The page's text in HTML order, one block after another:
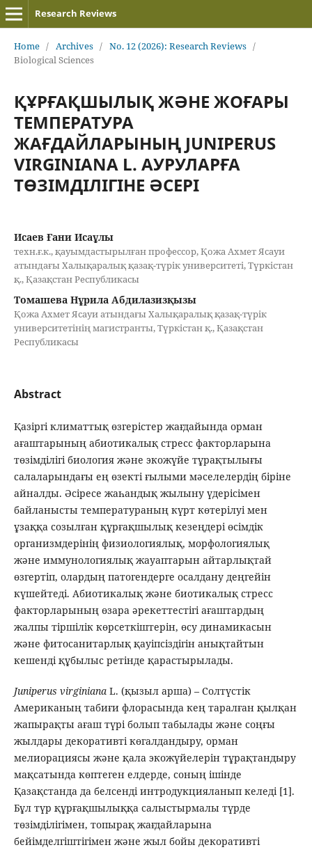
Research Reviews
Home / Archives / No. 12 (2026): Research Reviews /
Biological Sciences
ҚҰРҒАҚШЫЛЫҚ ЖӘНЕ ЖОҒАРЫ
ТЕМПЕРАТУРА
ЖАҒДАЙЛАРЫНЫҢ JUNIPERUS
VIRGINIANA L. АУРУЛАРҒА
ТӨЗІМДІЛІГІНЕ ӘСЕРІ
Исаев Ғани Исаұлы
техн.ғ.к., қауымдастырылған профессор, Қожа Ахмет Ясауи
атындағы Халықаралық қазақ-түрік университеті, Түркістан
қ., Қазақстан Республикасы
Томашева Нұрила Абдилазизқызы
Қожа Ахмет Ясауи атындағы Халықаралық қазақ-түрік
университетінің магистранты, Түркістан қ., Қазақстан
Республикасы
Abstract
Қазіргі климаттық өзгерістер жағдайында орман
ағаштарының абиотикалық стресс факторларына
төзімділігі биология және экожүйе тұрақтылығы
салаларындағы ең өзекті ғылыми мәселелердің біріне
айналды. Әсіресе жаһандық жылыну үдерісімен
байланысты температураның күрт көтерілуі мен
ұзаққа созылған құрғақшылық кезеңдері өсімдік
организмдерінің физиологиялық, морфологиялық
және иммунологиялық жауаптарын айтарлықтай
өзгертіп, олардың патогендерге осалдану деңгейін
күшейтеді. Абиотикалық және биотикалық стресс
факторларының өзара әрекеттестігі ағаштардың
жалпы тіршілік көрсеткіштерін, өсу динамикасын
және фитосанитарлық қауіпсіздігін анықтайтын
кешенді құбылыс ретінде қарастырылады.
Juniperus virginianaL. (қызыл арша) – Солтүстік
Американың табиғи флорасында кең таралған қылқан
жапырақты ағаш түрі болып табылады және соңғы
жылдары декоративті көгалдандыру, орман
мелиорациясы және қала экожүйелерін тұрақтандыру
мақсатында көптеген елдерде, соның ішінде
Қазақстанда да белсенді интродукцияланып келеді [1].
Бұл түр құрғақшылыққа салыстырмалы түрде
төзімділігімен, топырақ жағдайларына
бейімделгіштігімен және жыл бойы декоративті